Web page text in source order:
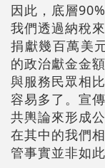
因此，底層
我們透過納稅
捐獻幾百萬美
的政治獻金金
與服務民眾相
容易多了。宣
共輿論來形成
在其中的我們
管事實並非如